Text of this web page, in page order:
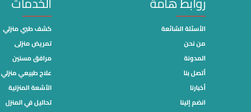
الأسئلة الشائعة
من نحن
المدونة
أتصل بنا
أخبارنا
انضم إلينا
كشف طبي منزلي
تمريض منزلى
مرافق مسنين
علاج طبيعي منزلي
الأشعة المنزلية
تحاليل في المنزل